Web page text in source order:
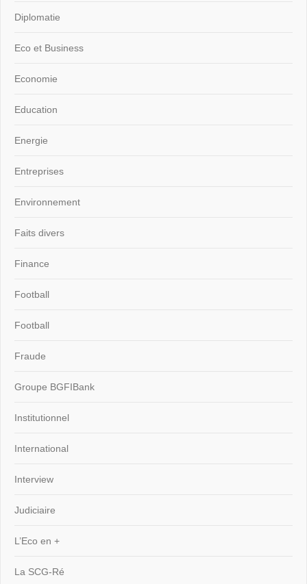
Diplomatie
Eco et Business
Economie
Education
Energie
Entreprises
Environnement
Faits divers
Finance
Football
Football
Fraude
Groupe BGFIBank
Institutionnel
International
Interview
Judiciaire
L’Eco en +
La SCG-Ré